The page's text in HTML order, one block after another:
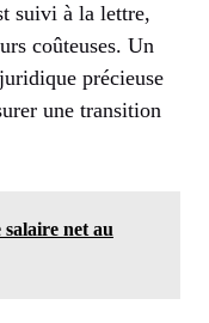
suivi à la lettre,
coûteuses. Un
précieuse
une transition
net au